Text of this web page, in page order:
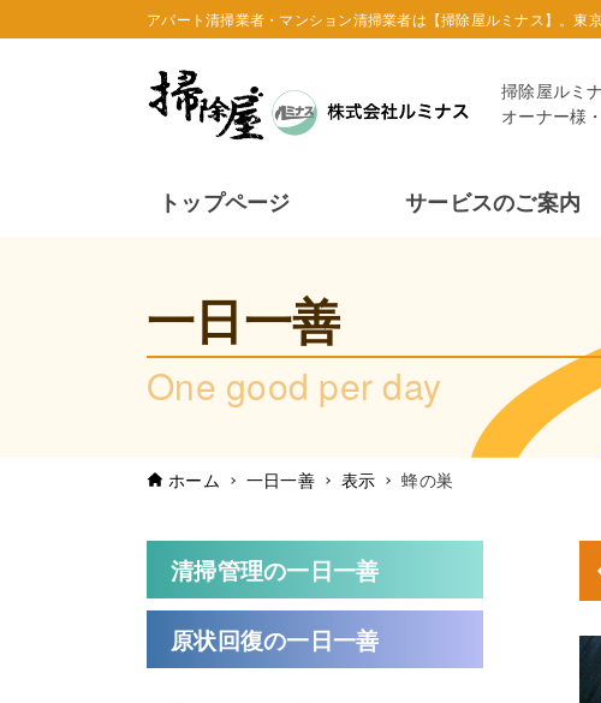
アパート清掃業者・マンション清掃業者は【掃除屋ルミナス】。東
掃除屋ルミ
オーナー様
トップページ サービスのご案内
一日一善
One good per day
ホーム 一日一善 表示 蜂の巣
清掃管理の一日一善
原状回復の一日一善